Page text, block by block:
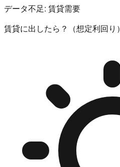
データ不足: 賃貸需要
賃貸に出したら？（想定利回り）